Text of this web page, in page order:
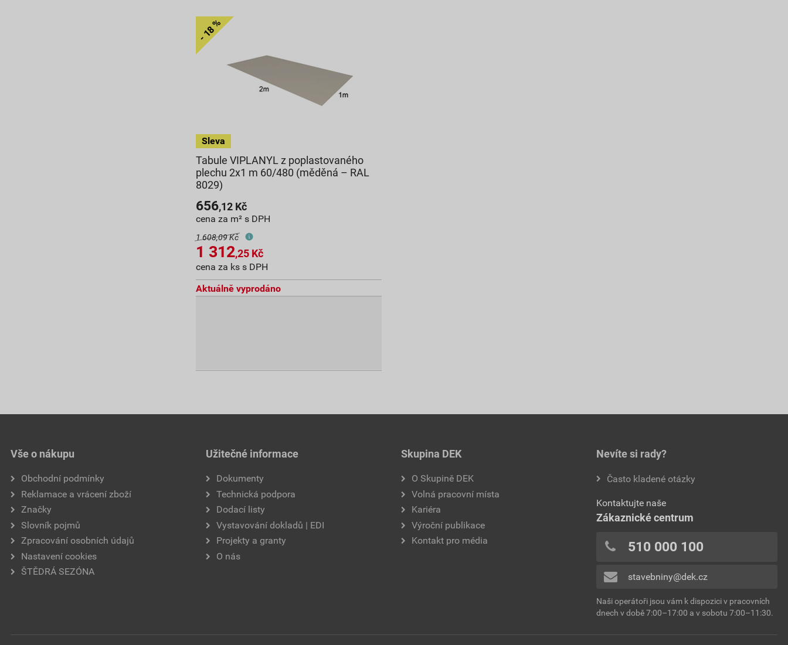
Tabule VIPLANYL z poplastovaného
plechu 2x1 m 60/480 (měděná – RAL
8029)
656,12 Kč
cena za m² s DPH
1 608,09 Kč
1 312,25 Kč
cena za ks s DPH
Aktuálně vyprodáno
Vše o nákupu
Obchodní podmínky
Reklamace a vrácení zboží
Značky
Slovník pojmů
Zpracování osobních údajů
Nastavení cookies
ŠTĚDRÁ SEZÓNA
Užitečné informace
Dokumenty
Technická podpora
Dodací listy
Vystavování dokladů | EDI
Projekty a granty
O nás
Skupina DEK
O Skupině DEK
Volná pracovní místa
Kariéra
Výroční publikace
Kontakt pro média
Nevíte si rady?
Často kladené otázky
Kontaktujte naše
Zákaznické centrum
510 000 100
stavebniny@dek.cz
Naši operátoři jsou vám k dispozici v pracovních
dnech v době 7:00–17:00 a v sobotu 7:00–11:30.